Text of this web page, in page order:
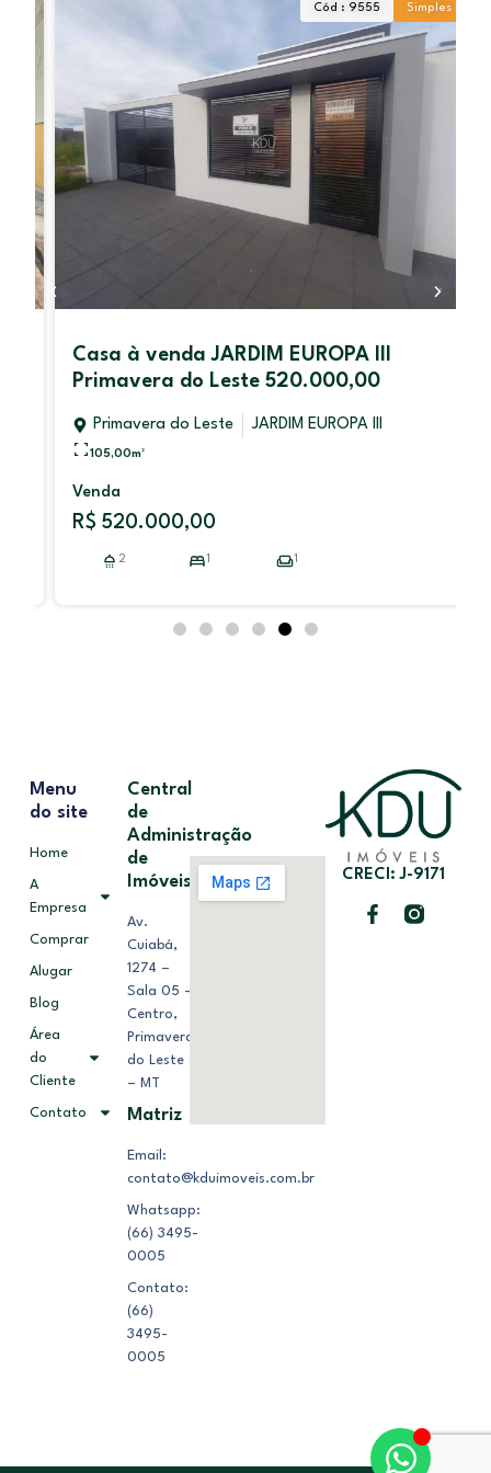
Cód : 9555 Simples
Casa à venda JARDIM EUROPA III
Primavera do Leste 520.000,00
Primavera do Leste JARDIM EUROPA III
105,00m²
Venda
R$ 520.000,00
2 1 1
CRECI: J-9171
Menu
do site
Home
A
Empresa
Comprar
Alugar
Blog
Área
do
Cliente
Contato
Central
de
Administração
de
Imóveis
Av.
Cuiabá,
1274 –
Sala 05 –
Centro,
Primavera
do Leste
– MT
Matriz
Email:
contato@kduimoveis.com.br
Whatsapp:
(66) 3495-
0005
Contato:
(66)
3495-
0005